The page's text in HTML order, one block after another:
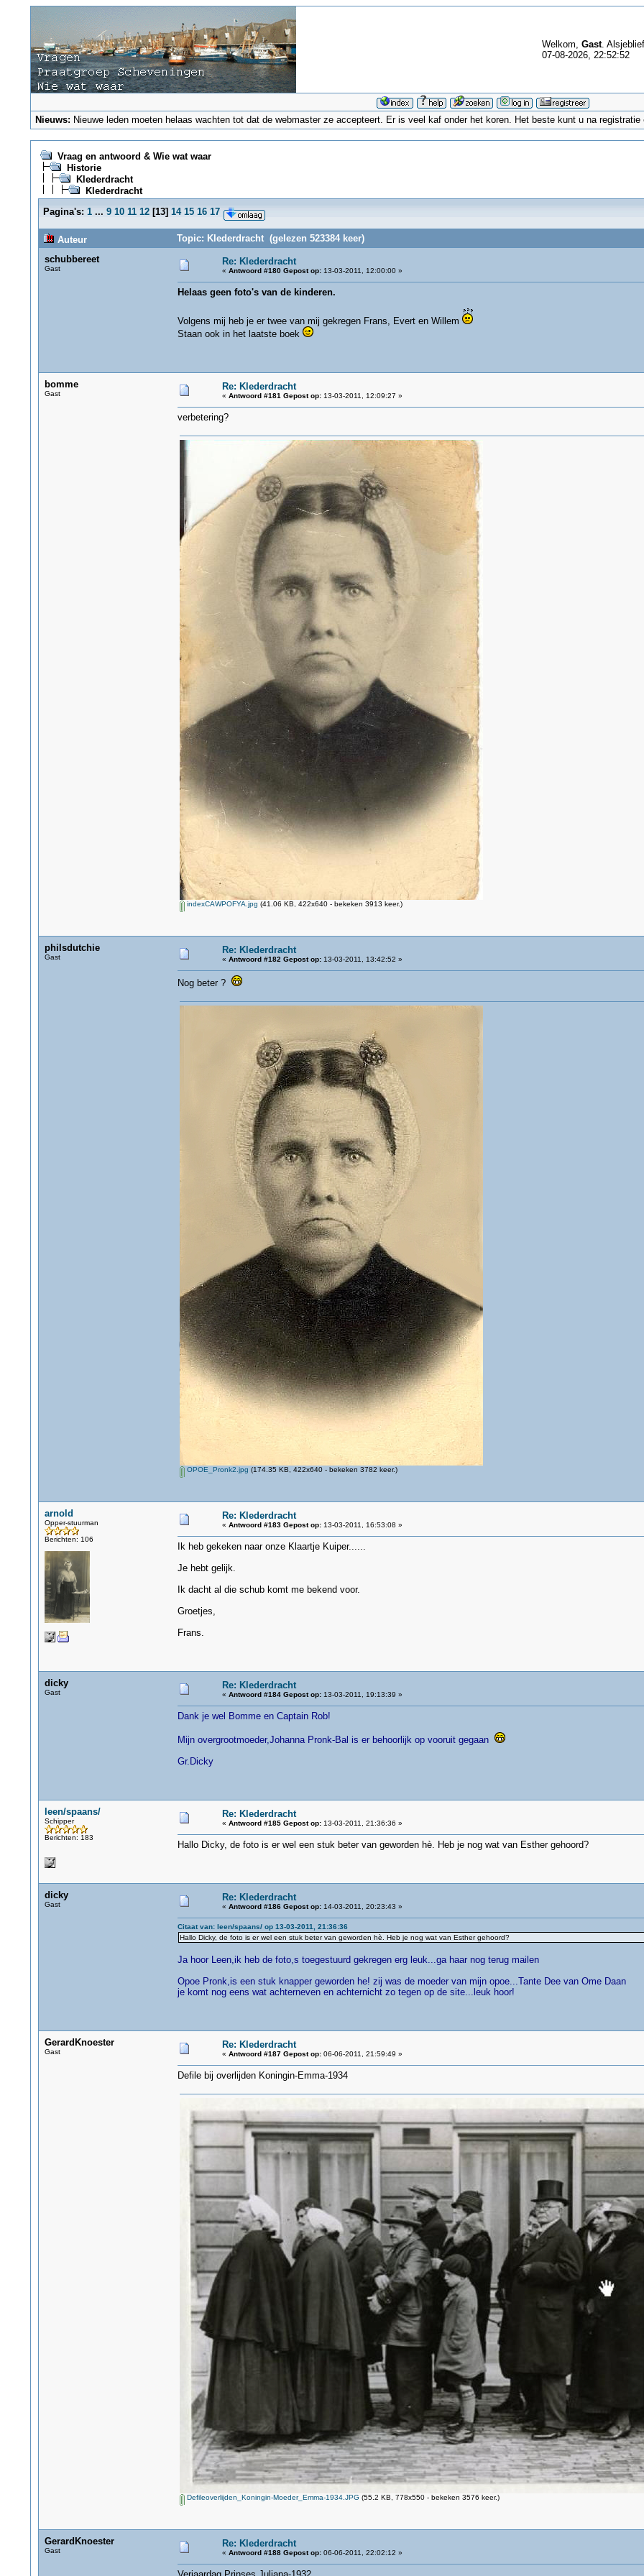
Welkom, Gast.
07-08-2026, 22:52:52
Nieuws: Nieuwe leden moeten helaas wachten tot dat de webmaster ze accepteert. Er is veel kaf onder het koren. Het beste kunt u na
Vraag en antwoord & Wie wat waar
Historie
Klederdracht
Klederdracht
Pagina's: 1 ... 9 10 11 12[13] 14 15 16 17
Auteur
Topic: Klederdracht (gelezen 523384 keer)
schubbereet
Gast
Re: Klederdracht
« Antwoord #180 Gepost op:13-03-2011, 12:00:00 »
Helaas geen foto's van de kinderen.
Volgens mij heb je er twee van mij gekregen Frans, Evert en Willem
Staan ook in het laatste boek
bomme
Gast
Re: Klederdracht
« Antwoord #181 Gepost op:13-03-2011, 12:09:27 »
verbetering?
indexCAWPOFYA.jpg (41.06 KB, 422x640 - bekeken 3913 keer.)
philsdutchie
Gast
Re: Klederdracht
« Antwoord #182 Gepost op:13-03-2011, 13:42:52 »
Nog beter ?
OPOE_Pronk2.jpg (174.35 KB, 422x640 - bekeken 3782 keer.)
arnold
Opper-stuurman
Berichten: 106
Re: Klederdracht
« Antwoord #183 Gepost op:13-03-2011, 16:53:08 »
Ik heb gekeken naar onze Klaartje Kuiper......
Je hebt gelijk.
Ik dacht al die schub komt me bekend voor.
Groetjes,
Frans.
dicky
Gast
Re: Klederdracht
« Antwoord #184 Gepost op:13-03-2011, 19:13:39 »
Dank je wel Bomme en Captain Rob!
Mijn overgrootmoeder,Johanna Pronk-Bal is er behoorlijk op vooruit gegaan
Gr.Dicky
leen/spaans/
Schipper
Berichten: 183
Re: Klederdracht
« Antwoord #185 Gepost op:13-03-2011, 21:36:36 »
Hallo Dicky, de foto is er wel een stuk beter van geworden hè. Heb je nog wat van Esther gehoord?
dicky
Gast
Re: Klederdracht
« Antwoord #186 Gepost op:14-03-2011, 20:23:43 »
Citaat van: leen/spaans/ op 13-03-2011, 21:36:36
Hallo Dicky, de foto is er wel een stuk beter van geworden hè. Heb je nog wat van Esther gehoord?
Ja hoor Leen,ik heb de foto,s toegestuurd gekregen erg leuk...ga haar nog terug mailen
Opoe Pronk,is een stuk knapper geworden he! zij was de moeder van mijn opoe...Tante Dee van Ome Daan
je komt nog eens wat achterneven en achternicht zo tegen op de site...leuk hoor!
GerardKnoester
Gast
Re: Klederdracht
« Antwoord #187 Gepost op:06-06-2011, 21:59:49 »
Defile bij overlijden Koningin-Emma-1934
Defileoverlijden_Koningin-Moeder_Emma-1934.JPG (55.2 KB, 778x550 - bekeken 3576 keer.)
GerardKnoester
Gast
Re: Klederdracht
« Antwoord #188 Gepost op:06-06-2011, 22:02:12 »